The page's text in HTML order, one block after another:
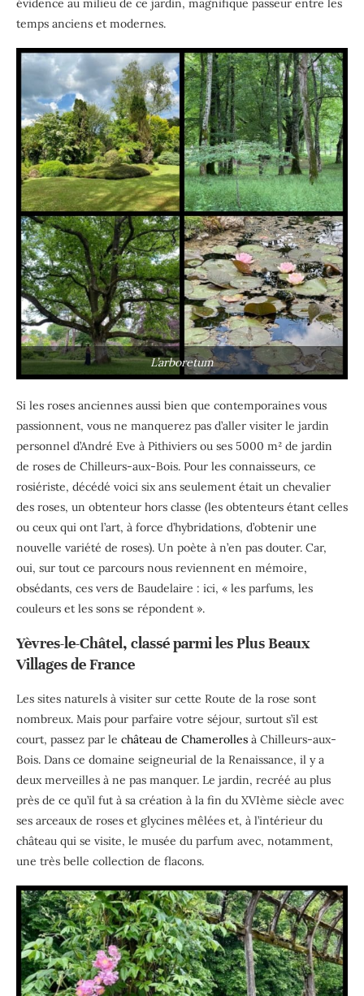
évidence au milieu de ce jardin, magnifique passeur entre les
temps anciens et modernes.
L’arboretum
Si les roses anciennes aussi bien que contemporaines vous
passionnent, vous ne manquerez pas d’aller visiter le jardin
personnel d’André Eve à Pithiviers ou ses 5000 m² de jardin
de roses de Chilleurs-aux-Bois. Pour les connaisseurs, ce
rosiériste, décédé voici six ans seulement était un chevalier
des roses, un obtenteur hors classe (les obtenteurs étant celles
ou ceux qui ont l’art, à force d’hybridations, d’obtenir une
nouvelle variété de roses). Un poète à n’en pas douter. Car,
oui, sur tout ce parcours nous reviennent en mémoire,
obsédants, ces vers de Baudelaire : ici, « les parfums, les
couleurs et les sons se répondent ».
Yèvres-le-Châtel, classé parmi les Plus Beaux
Villages de France
Les sites naturels à visiter sur cette Route de la rose sont
nombreux. Mais pour parfaire votre séjour, surtout s’il est
court, passez par le château de Chamerolles à Chilleurs-aux-
Bois. Dans ce domaine seigneurial de la Renaissance, il y a
deux merveilles à ne pas manquer. Le jardin, recréé au plus
près de ce qu’il fut à sa création à la fin du XVIème siècle avec
ses arceaux de roses et glycines mêlées et, à l’intérieur du
château qui se visite, le musée du parfum avec, notamment,
une très belle collection de flacons.